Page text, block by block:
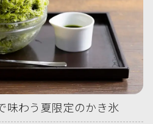
味わう夏限定のかき氷